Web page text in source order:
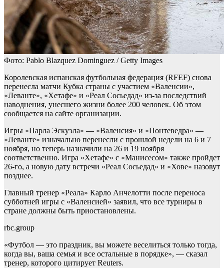
Фото: Pablo Blazquez Dominguez / Getty Images
Королевская испанская футбольная федерация (RFEF) снова
перенесла матчи Кубка страны с участием «Валенсии»,
«Леванте», «Хетафе» и «Реал Сосьедад» из-за последствий
наводнения, унесшего жизни более 200 человек. Об этом
сообщается на сайте организации.
Игры «Парла Эскуэла» — «Валенсия» и «Понтеведра» —
«Леванте» изначально перенесли с прошлой недели на 6 и 7
ноября, но теперь назначили на 26 и 19 ноября
соответственно. Игра «Хетафе» с «Манисесом» также пройдет
26-го, а новую дату встречи «Реал Сосьедад» и «Хове» назовут
позднее.
Главный тренер «Реала» Карло Анчелотти после переноса
субботней игры с «Валенсией» заявил, что все турниры в
стране должны быть приостановлены.
rbc.group
«Футбол — это праздник, вы можете веселиться только тогда,
когда вы, ваша семья и все остальные в порядке», — сказал
тренер, которого цитирует Reuters.